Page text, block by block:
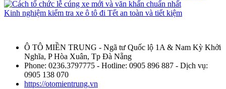
Kinh nghiệm kiểm tra xe ô tô đi Tết an toàn và tiết kiệm
Ô TÔ MIỀN TRUNG - Ngã tư Quốc lộ 1A & Nam Kỳ Khởi
Nghĩa, P Hòa Xuân, Tp Đà Nẵng
Phone: 0236.3797775 - Hotline: 0905 896 887 - Dịch vụ:
0905 138 070
https://otomientrung.vn